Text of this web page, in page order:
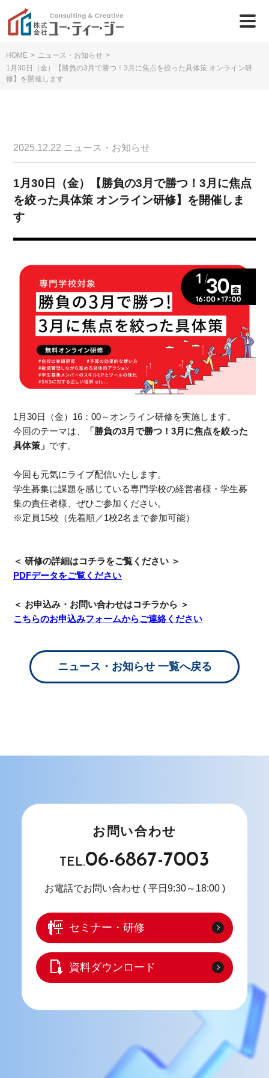
HOME > ニュース・お知らせ >
1月30日（金）【勝負の3月で勝つ！3月に焦点を絞った具体策 オンライン研
修】を開催します
2025.12.22 ニュース・お知らせ
1月30日（金）【勝負の3月で勝つ！3月に焦点
を絞った具体策 オンライン研修】を開催しま
す
1月30日（金）16：00～オンライン研修を実施します。
今回のテーマは、
「勝負の3月で勝つ！3月に焦点を絞った
具体策」 です。
今回も元気にライブ配信いたします。
学生募集に課題を感じている専門学校の経営者様・学生募
集の責任者様、ぜひご参加ください。
※定員15校（先着順／1校2名まで参加可能）
＜ 研修の詳細はコチラをご覧ください ＞
PDFデータをご覧ください
＜ お申込み・お問い合わせはコチラから ＞
こちらのお申込みフォームからご連絡ください
ニュース・お知らせ 一覧へ戻る
お問い合わせ
TEL.06-6867-7003
お電話でお問い合わせ ( 平日9:30～18:00 )
セミナー・研修
資料ダウンロード